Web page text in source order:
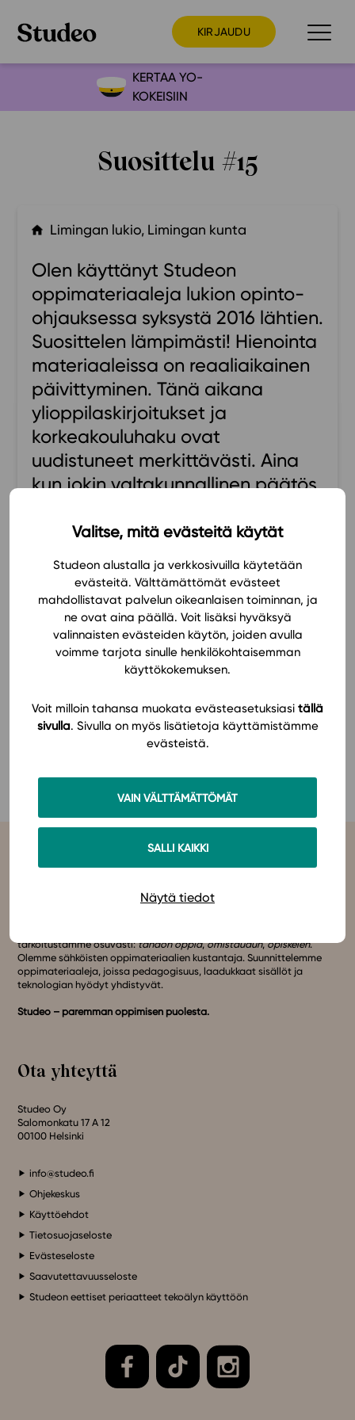
Valitse, mitä evästeitä käytät
Studeon alustalla ja verkkosivuilla käytetään
evästeitä. Välttämättömät evästeet
mahdollistavat palvelun oikeanlaisen toiminnan, ja
ne ovat aina päällä. Voit lisäksi hyväksyä
valinnaisten evästeiden käytön, joiden avulla
voimme tarjota sinulle henkilökohtaisemman
käyttökokemuksen.
Voit milloin tahansa muokata evästeasetuksiasi tällä
sivulla. Sivulla on myös lisätietoja käyttämistämme
evästeistä.
VAIN VÄLTTÄMÄTTÖMÄT
SALLI KAIKKI
Näytä tiedot
KIRJAUDU
Preppaaja
Kokeilutarjous
Alakoulu
Yläkoulu
Lukio
Ajankohtaista
Ominaisuudet
Tapahtumakalenteri
Webinaari­tallenteet
Yhteisö
Suosittelut
Ohjekeskus
Oppikirjailijat
Tietoa meistä
Eettiset periaatteet tekoälyn käyttöön
Tilaa uutiskirje
Ota yhteyttä
KERTAA YO-
KOKEISIIN
Suosittelu #15
Limingan lukio, Limingan kunta
Olen käyttänyt Studeon
oppimateriaaleja lukion opinto-
ohjauksessa syksystä 2016 lähtien.
Suosittelen lämpimästi! Hienointa
materiaaleissa on reaaliaikainen
päivittyminen. Tänä aikana
ylioppilaskirjoitukset ja
korkeakouluhaku ovat
uudistuneet merkittävästi. Aina
kun jokin valtakunnallinen päätös
Studeon materiaaliin seuraavaksi
päiväksi. Kiitos siitä
oppikirjailijoille!
Ajantasainen, Käyttäjäystävällinen
Pauliina-opo
KATSO KAIKKI SUOSITUKSET
tarkoitustamme osuvasti:tahdon oppia,omistaudun,opiskelen.
Olemme sähköisten oppimateriaalien kustantaja. Suunnittelemme
oppimateriaaleja, joissa pedagogisuus, laadukkaat sisällöt ja
teknologian hyödyt yhdistyvät.
Studeo – paremman oppimisen puolesta.
Ota yhteyttä
Studeo Oy
Salomonkatu 17 A 12
00100 Helsinki
info@studeo.fi
Ohjekeskus
Käyttöehdot
Tietosuojaseloste
Evästeseloste
Saavutettavuusseloste
Studeon eettiset periaatteet tekoälyn käyttöön